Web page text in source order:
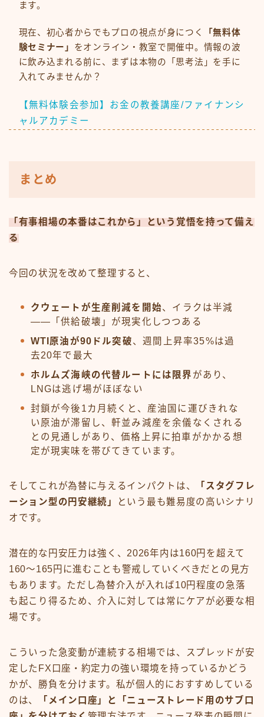
ます。
現在、初心者からでもプロの視点が身につく
「無料体
験セミナー」 をオンライン・教室で開催中。情報の波
に飲み込まれる前に、まずは本物の「思考法」を手に
入れてみませんか？
【無料体験会参加】お金の教養講座/ファイナンシ
ャルアカデミー
まとめ
「有事相場の本番はこれから」という覚悟を持って備え
る
今回の状況を改めて整理すると、
クウェートが生産削減を開始、イラクは半減
——「供給破壊」が現実化しつつある
WTI原油が90ドル突破、週間上昇率35%は過
去20年で最大
ホルムズ海峡の代替ルートには限界 があり、
LNGは逃げ場がほぼない
封鎖が今後1カ月続くと、産油国に運びきれな
い原油が滞留し、軒並み減産を余儀なくされる
との見通しがあり、価格上昇に拍車がかかる想
定が現実味を帯びてきています。
そしてこれが為替に与えるインパクトは、
「スタグフレ
ーション型の円安継続」
という最も難易度の高いシナリ
オです。
潜在的な円安圧力は強く、2026年内は160円を超えて
160〜165円に進むことも警戒していくべきだとの見方
もあります。ただし為替介入が入れば10円程度の急落
も起こり得るため、介入に対しては常にケアが必要な相
場です。
こういった急変動が連続する相場では、スプレッドが安
定したFX口座・約定力の強い環境を持っているかどう
かが、勝負を分けます。私が個人的におすすめしている
のは、
「メイン口座」と「ニューストレード用のサブ口